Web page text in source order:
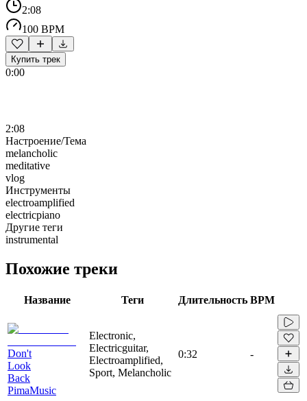
2:08
100 BPM
Купить трек
0:00
2:08
Настроение/Тема
melancholic
meditative
vlog
Инструменты
electroamplified
electricpiano
Другие теги
instrumental
Похожие треки
Название Теги Длительность BPM
Don't
Look
Back
PimaMusic
Electronic,
Electricguitar,
Electroamplified,
Sport, Melancholic
0:32 -